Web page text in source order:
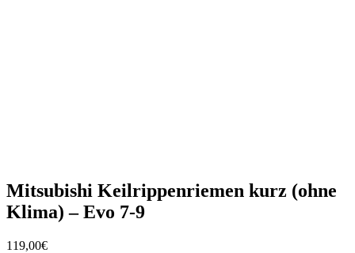
Mitsubishi Keilrippenriemen kurz (ohne
Klima) – Evo 7-9
119,00€